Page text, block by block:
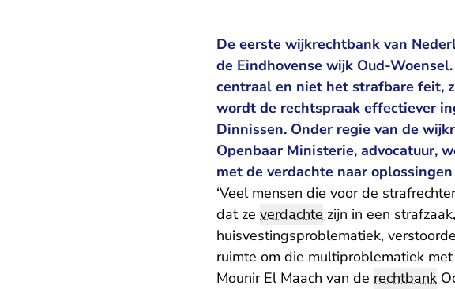
De eerste wijkrechtbank van
de Eindhovense wijk Oud-
centraal en niet het strafbare feit,
wordt de rechtspraak effectiever
Dinnissen. Onder regie van de
Openbaar Ministerie, advocatuur,
met de verdachte naar
‘Veel mensen die voor de
dat ze verdachte zijn in een
huisvestingsproblematiek,
ruimte om die multiproblematiek
Mounir El Maach van de rechtbank